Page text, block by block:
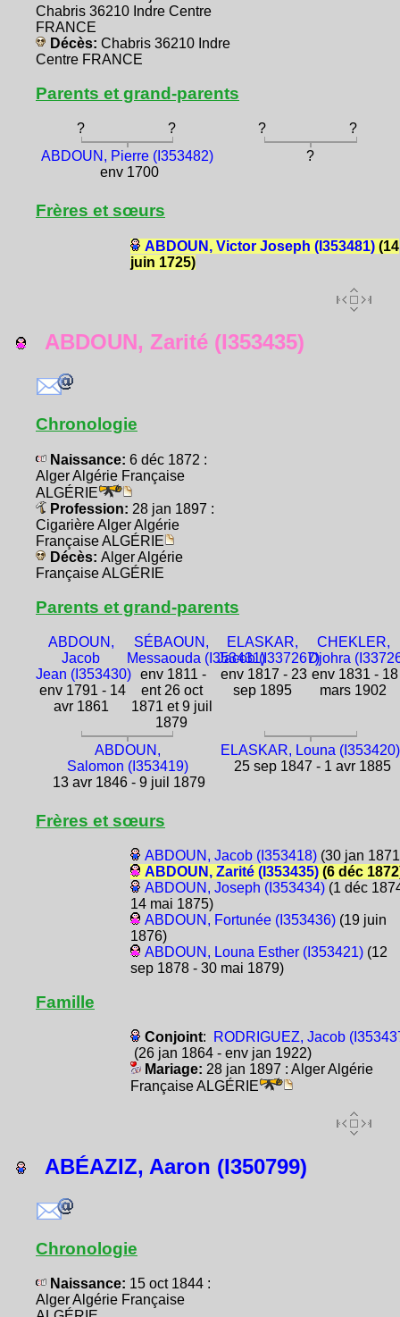
Chabris 36210 Indre Centre
FRANCE
Décès: Chabris 36210 Indre
Centre FRANCE
Parents et grand-parents
? ? ?
?
ABDOUN, Pierre (I353482)
env 1700
?
Frères et sœurs
ABDOUN, Victor Joseph (I353481)(14
juin 1725)
ABDOUN, Zarité (I353435)
Chronologie
Naissance: 6 déc 1872 :
Alger Algérie Française
ALGÉRIE
Profession: 28 jan 1897 :
Cigarière Alger Algérie
Française ALGÉRIE
Décès: Alger Algérie
Française ALGÉRIE
Parents et grand-parents
ABDOUN,
Jacob
Jean (I353430)
env 1791 - 14
avr 1861
SÉBAOUN,
Messaouda (I353431)
env 1811 -
ent 26 oct
1871 et 9 juil
1879
ELASKAR,
Jacob (I337267)
env 1817 - 23
sep 1895
CHEKLER,
Djohra
env 1831 - 18
mars 1902
ABDOUN,
Salomon (I353419)
13 avr 1846 - 9 juil 1879
ELASKAR, Louna (I353420)
25 sep 1847 - 1 avr 1885
Frères et sœurs
ABDOUN, Jacob (I353418)(30 jan
ABDOUN, Zarité (I353435)(6 déc
ABDOUN, Joseph (I353434)(1 déc
14 mai 1875)
ABDOUN, Fortunée (I353436)(19 juin
1876)
ABDOUN, Louna Esther (I353421)(12
sep 1878 - 30 mai 1879)
Famille
Conjoint:
RODRIGUEZ, Jacob
(26 jan 1864 - env jan 1922)
Mariage: 28 jan 1897 : Alger Algérie
Française ALGÉRIE
ABÉAZIZ, Aaron (I350799)
Chronologie
Naissance: 15 oct 1844 :
Alger Algérie Française